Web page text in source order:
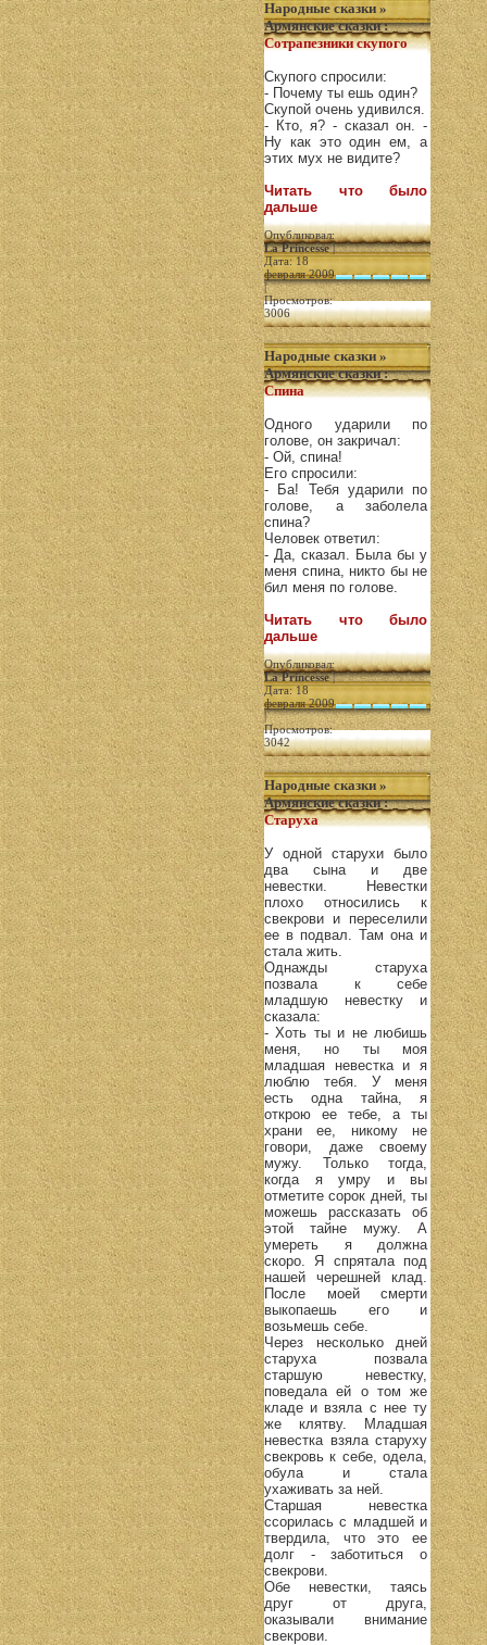
Народные сказки »
Армянские сказки:
Сотрапезники скупого
Скупого спросили:
- Почему ты ешь один?
Скупой очень удивился.
- Кто, я? - сказал он. -
Ну как это один ем, а
этих мух не видите?
Читать что было
дальше
Опубликовал:
La Princesse|
Дата: 18
февраля 2009
|
Просмотров:
3006
Народные сказки »
Армянские сказки:
Спина
Одного ударили по
голове, он закричал:
- Ой, спина!
Его спросили:
- Ба! Тебя ударили по
голове, а заболела
спина?
Человек ответил:
- Да, сказал. Была бы у
меня спина, никто бы не
бил меня по голове.
Читать что было
дальше
Опубликовал:
La Princesse|
Дата: 18
февраля 2009
|
Просмотров:
3042
Народные сказки »
Армянские сказки:
Старуха
У одной старухи было
два сына и две
невестки. Невестки
плохо относились к
свекрови и переселили
ее в подвал. Там она и
стала жить.
Однажды старуха
позвала к себе
младшую невестку и
сказала:
- Хоть ты и не любишь
меня, но ты моя
младшая невестка и я
люблю тебя. У меня
есть одна тайна, я
открою ее тебе, а ты
храни ее, никому не
говори, даже своему
мужу. Только тогда,
когда я умру и вы
отметите сорок дней, ты
можешь рассказать об
этой тайне мужу. А
умереть я должна
скоро. Я спрятала под
нашей черешней клад.
После моей смерти
выкопаешь его и
возьмешь себе.
Через несколько дней
старуха позвала
старшую невестку,
поведала ей о том же
кладе и взяла с нее ту
же клятву. Младшая
невестка взяла старуху
свекровь к себе, одела,
обула и стала
ухаживать за ней.
Старшая невестка
ссорилась с младшей и
твердила, что это ее
долг - заботиться о
свекрови.
Обе невестки, таясь
друг от друга,
оказывали внимание
свекрови.